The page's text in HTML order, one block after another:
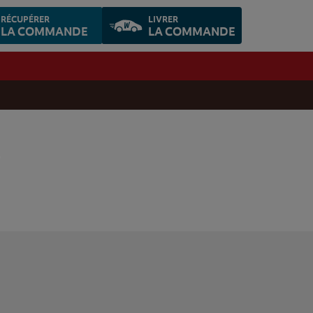
RÉCUPÉRER
LA COMMANDE
LIVRER
LA COMMANDE